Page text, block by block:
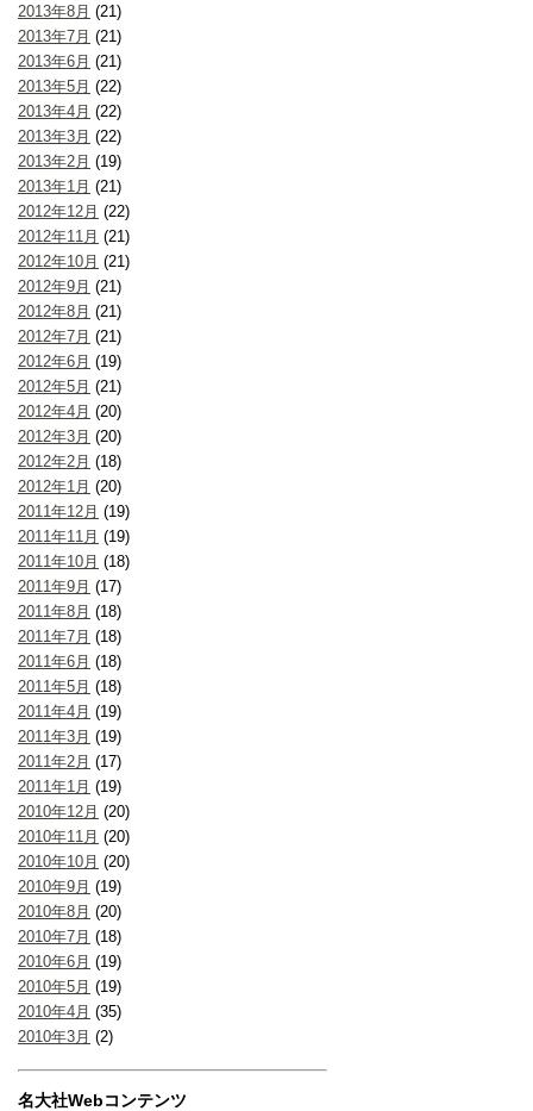
2013年8月 (21)
2013年7月 (21)
2013年6月 (21)
2013年5月 (22)
2013年4月 (22)
2013年3月 (22)
2013年2月 (19)
2013年1月 (21)
2012年12月 (22)
2012年11月 (21)
2012年10月 (21)
2012年9月 (21)
2012年8月 (21)
2012年7月 (21)
2012年6月 (19)
2012年5月 (21)
2012年4月 (20)
2012年3月 (20)
2012年2月 (18)
2012年1月 (20)
2011年12月 (19)
2011年11月 (19)
2011年10月 (18)
2011年9月 (17)
2011年8月 (18)
2011年7月 (18)
2011年6月 (18)
2011年5月 (18)
2011年4月 (19)
2011年3月 (19)
2011年2月 (17)
2011年1月 (19)
2010年12月 (20)
2010年11月 (20)
2010年10月 (20)
2010年9月 (19)
2010年8月 (20)
2010年7月 (18)
2010年6月 (19)
2010年5月 (19)
2010年4月 (35)
2010年3月 (2)
名大社Webコンテンツ